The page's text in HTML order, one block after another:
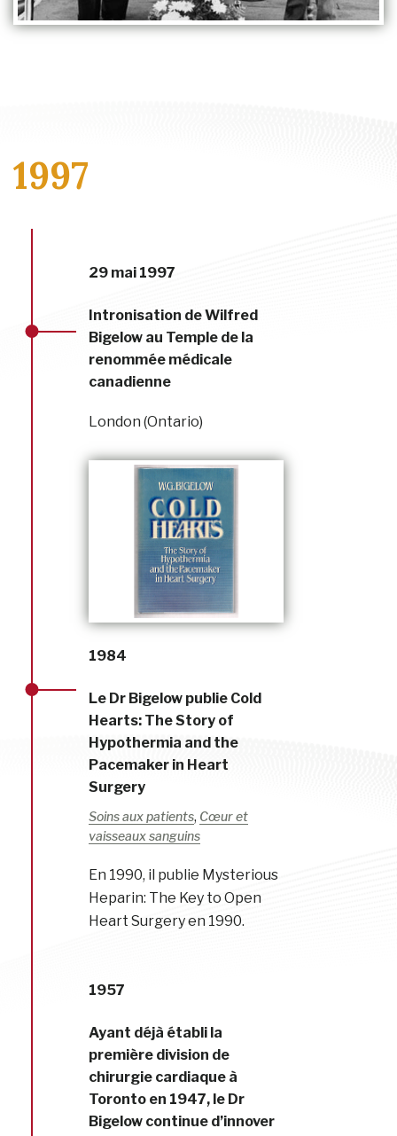
1997
29 mai 1997
Intronisation de Wilfred
Bigelow au Temple de la
renommée médicale
canadienne
London (Ontario)
1984
Le Dr Bigelow publie Cold
Hearts: The Story of
Hypothermia and the
Pacemaker in Heart
Surgery
Soins aux patients, Cœur et
vaisseaux sanguins
En 1990, il publie Mysterious
Heparin: The Key to Open
Heart Surgery en 1990.
1957
Ayant déjà établi la
première division de
chirurgie cardiaque à
Toronto en 1947, le Dr
Bigelow continue d’innover